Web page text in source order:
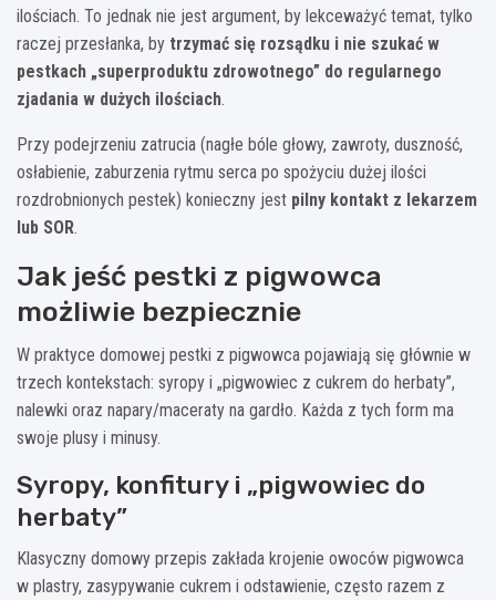
ilościach. To jednak nie jest argument, by lekceważyć temat, tylko
raczej przesłanka, by trzymać się rozsądku i nie szukać w
pestkach „superproduktu zdrowotnego” do regularnego
zjadania w dużych ilościach.
Przy podejrzeniu zatrucia (nagłe bóle głowy, zawroty, duszność,
osłabienie, zaburzenia rytmu serca po spożyciu dużej ilości
rozdrobnionych pestek) konieczny jest pilny kontakt z lekarzem
lub SOR.
Jak jeść pestki z pigwowca
możliwie bezpiecznie
W praktyce domowej pestki z pigwowca pojawiają się głównie w
trzech kontekstach: syropy i „pigwowiec z cukrem do herbaty”,
nalewki oraz napary/maceraty na gardło. Każda z tych form ma
swoje plusy i minusy.
Syropy, konfitury i „pigwowiec do
herbaty”
Klasyczny domowy przepis zakłada krojenie owoców pigwowca
w plastry, zasypywanie cukrem i odstawienie, często razem z